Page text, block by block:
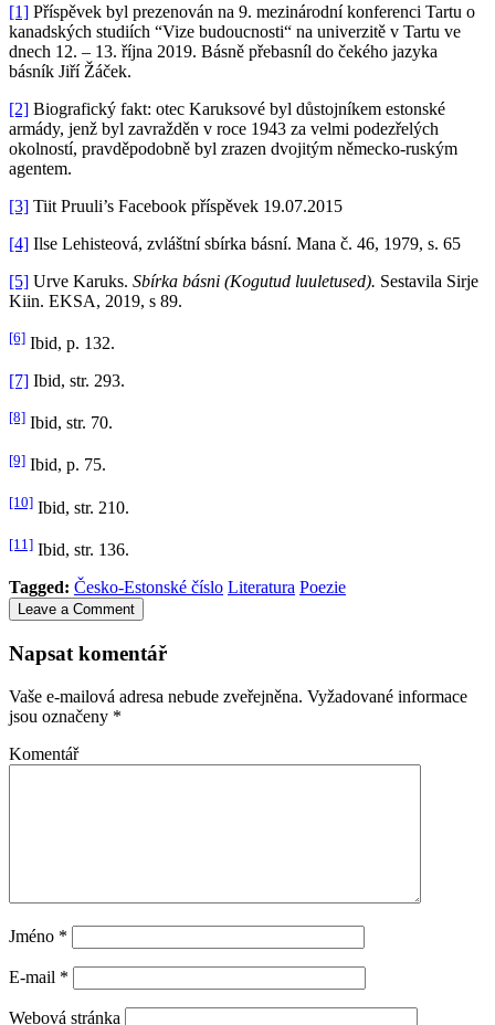
[1] Příspěvek byl prezenován na 9. mezinárodní konferenci Tartu o
kanadských studiích “Vize budoucnosti“ na univerzitě v Tartu ve
dnech 12. – 13. října 2019. Básně přebasníl do čekého jazyka
básník Jiří Žáček.
[2] Biografický fakt: otec Karuksové byl důstojníkem estonské
armády, jenž byl zavražděn v roce 1943 za velmi podezřelých
okolností, pravděpodobně byl zrazen dvojitým německo-ruským
agentem.
[3] Tiit Pruuli’s Facebook příspěvek 19.07.2015
[4] Ilse Lehisteová, zvláštní sbírka básní. Mana č. 46, 1979, s. 65
[5] Urve Karuks. Sbírka básni (Kogutud luuletused). Sestavila Sirje
Kiin. EKSA, 2019, s 89.
[6] Ibid, p. 132.
[7] Ibid, str. 293.
[8] Ibid, str. 70.
[9] Ibid, p. 75.
[10] Ibid, str. 210.
[11] Ibid, str. 136.
Tagged: Česko-Estonské číslo Literatura Poezie
Leave a Comment
Napsat komentář
Vaše e-mailová adresa nebude zveřejněna. Vyžadované informace
jsou označeny *
Komentář
Jméno *
E-mail *
Webová stránka